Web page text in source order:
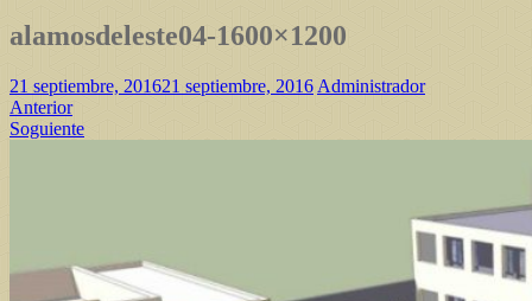
alamosdeleste04-1600×1200
21 septiembre, 201621 septiembre, 2016 Administrador
Anterior
Soguiente